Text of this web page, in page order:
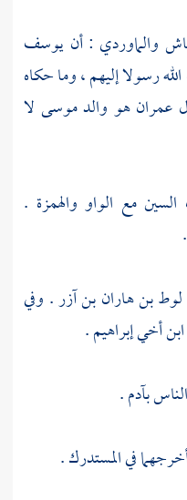
والماوردي : أن يوسف
رسولا إليهم ، وما حكاه
عمران هو والدموسى لا
مع الواو والهمزة .
لوط بن هاران بن آزر. وفي
أخي إبراهيم.
بآدم.
في المستدرك .